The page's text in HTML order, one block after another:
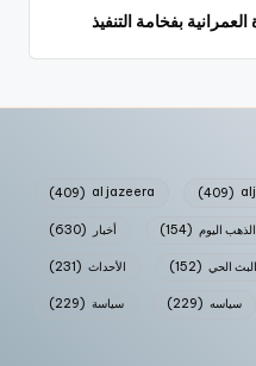
بفخامة التنفيذ
al jazeera
(409) (409)
أخبار (630) اليوم (154)
الأحداث (231) البث الحي (152)
سياسة (229) سياسه (229)